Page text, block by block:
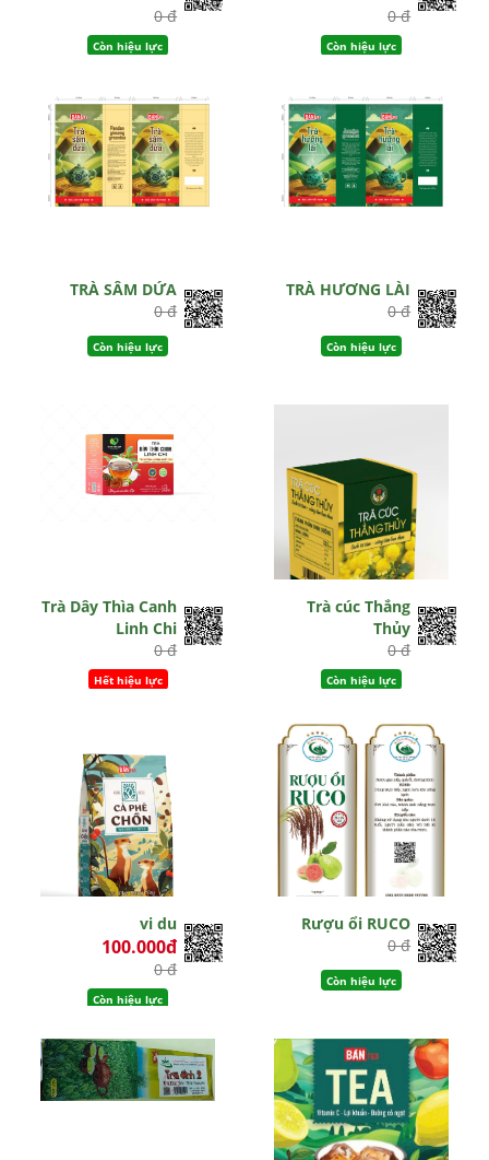
0 đ
Còn hiệu lực
0 đ
Còn hiệu lực
TRÀ SÂM DỨA
0 đ
Còn hiệu lực
TRÀ HƯƠNG LÀI
0 đ
Còn hiệu lực
Trà Dây Thìa Canh
Linh Chi
0 đ
Hết hiệu lực
Trà cúc Thắng
Thủy
0 đ
Còn hiệu lực
vi du
100.000đ
0 đ
Còn hiệu lực
Rượu ổi RUCO
0 đ
Còn hiệu lực